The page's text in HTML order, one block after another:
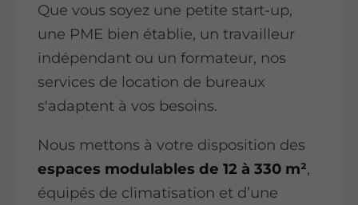
Que vous soyez une petite start-up,
une PME bien établie, un travailleur
indépendant ou un formateur, nos
services de location de bureaux
s'adaptent à vos besoins.
Nous mettons à votre disposition des
espaces modulables de 12 à 330 m²,
équipés de climatisation et d’une